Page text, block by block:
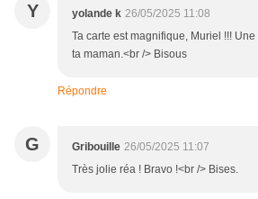
Y yolande k 26/05/2025 11:08
Ta carte est magnifique, Muriel !!!
ta maman.<br /> Bisous
Répondre
G Gribouille 26/05/2025 11:07
Très jolie réa ! Bravo !<br /> Bises.